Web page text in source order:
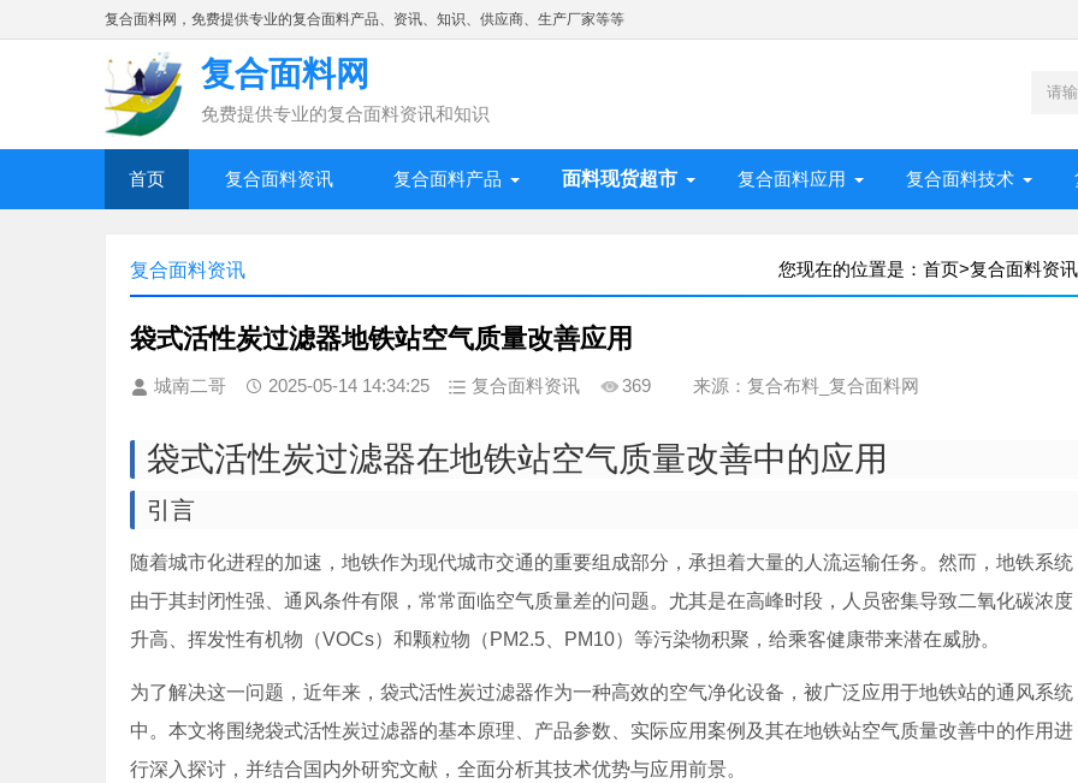
复合面料网，免费提供专业的复合面料产品、资讯、知识、供应商、生产厂家等等
复合面料网
免费提供专业的复合面料资讯和知识
首页 复合面料资讯 复合面料产品 面料现货超市 复合面料应用 复合面料技术
您现在的位置是： 首页>复合面料资讯
复合面料资讯
袋式活性炭过滤器地铁站空气质量改善应用
城南二哥 2025-05-14 14:34:25 复合面料资讯 369 来源：复合布料_复合面料网
袋式活性炭过滤器在地铁站空气质量改善中的应用
引言
随着城市化进程的加速，地铁作为现代城市交通的重要组成部分，承担着大量的人流运输任务。然而，地铁系统
由于其封闭性强、通风条件有限，常常面临空气质量差的问题。尤其是在高峰时段，人员密集导致二氧化碳浓度
升高、挥发性有机物（VOCs）和颗粒物（PM2.5、PM10）等污染物积聚，给乘客健康带来潜在威胁。
为了解决这一问题，近年来，袋式活性炭过滤器作为一种高效的空气净化设备，被广泛应用于地铁站的通风系统
中。本文将围绕袋式活性炭过滤器的基本原理、产品参数、实际应用案例及其在地铁站空气质量改善中的作用进
行深入探讨，并结合国内外研究文献，全面分析其技术优势与应用前景。